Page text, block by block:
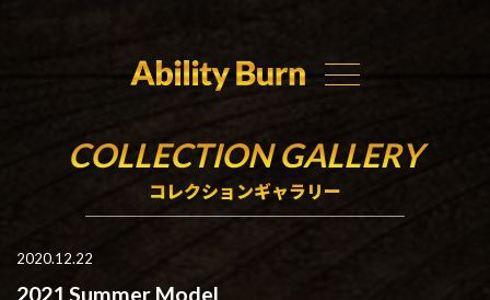
COLLECTION GALLERY
コレクションギャラリー
2020.12.22
2021 Summer Model